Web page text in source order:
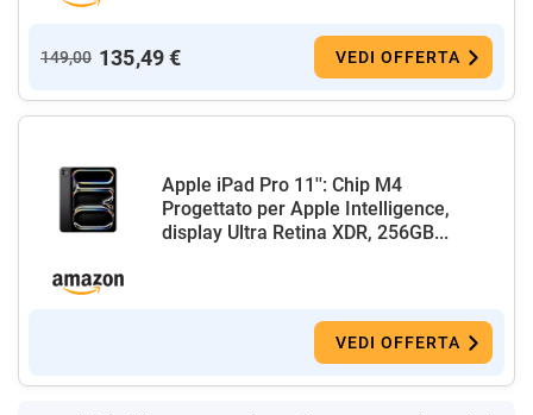
149,00 135,49 € VEDI OFFERTA
Apple iPad Pro 11'': Chip M4
Progettato per Apple Intelligence,
display Ultra Retina XDR, 256GB...
VEDI OFFERTA